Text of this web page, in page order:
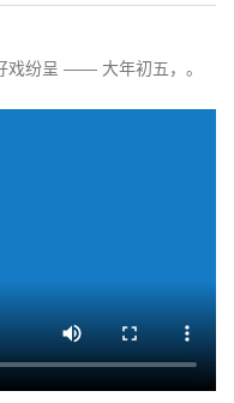
戏纷呈 —— 大年初五，。